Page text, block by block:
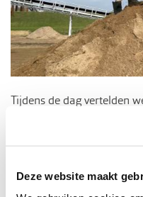
Deze website maakt
Tijdens de dag vertelden
Het is de stille kracht
sportvelden en
de zandwinning in de